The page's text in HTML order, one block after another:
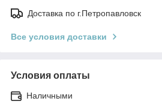
Доставка по г.Петропавловск
Все условия доставки
Условия оплаты
Наличными